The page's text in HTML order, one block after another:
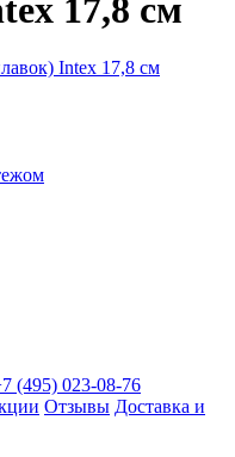
17,8 см
(495) 023-08-76
Отзывы Доставка и